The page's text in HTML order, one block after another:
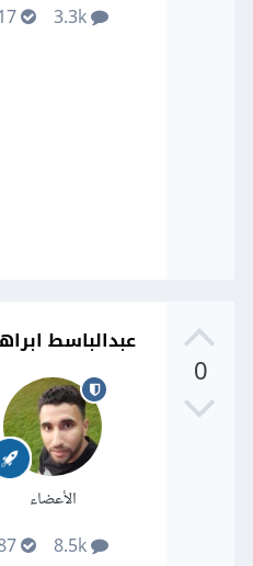
0
عبدالباسط
الأعضاء